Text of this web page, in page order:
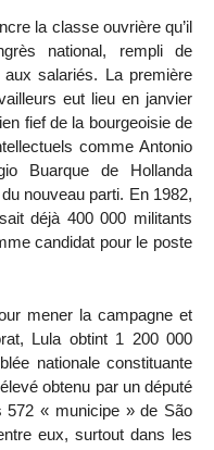
la classe ouvrière qu’il
national, rempli de
salariés. La première
eut lieu en janvier
fief de la bourgeoisie de
comme Antonio
Buarque de Hollanda
nouveau parti. En 1982,
déjà 400 000 militants
candidat pour le poste
mener la campagne et
Lula obtint 1 200 000
nationale constituante
obtenu par un député
572 « municipe » de São
eux, surtout dans les